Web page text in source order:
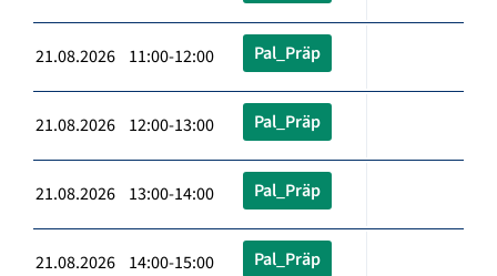
21.08.2026 11:00-12:00 Pal_Präp
21.08.2026 12:00-13:00 Pal_Präp
21.08.2026 13:00-14:00 Pal_Präp
21.08.2026 14:00-15:00 Pal_Präp